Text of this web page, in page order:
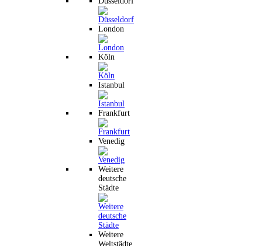
London
Köln
Istanbul
Frankfurt
Venedig
Weitere
deutsche
Städte
Weitere
Weltstädte